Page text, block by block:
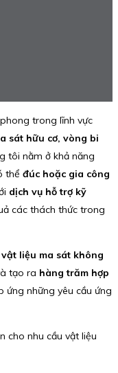
trong lĩnh vực
sát hữu cơ, vòng bi
tôi nằm ở khả năng
thể đúc hoặc gia công
dịch vụ hỗ trợ kỹ
các thách thức trong
liệu ma sát không
tạo ra hàng trăm hợp
ứng những yêu cầu ứng
cho nhu cầu vật liệu